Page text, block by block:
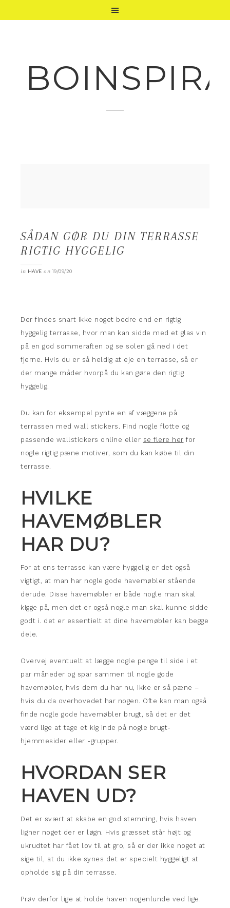
SÅDAN GØR DU DIN TERRASSE
RIGTIG HYGGELIG
in HAVE on19/09/20
Der findes snart ikke noget bedre end en rigtig
hyggelig terrasse, hvor man kan sidde med et glas vin
på en god sommeraften og se solen gå ned i det
fjerne. Hvis du er så heldig at eje en terrasse, så er
der mange måder hvorpå du kan gøre den rigtig
hyggelig.
Du kan for eksempel pynte en af væggene på
terrassen med wall stickers. Find nogle flotte og
passende wallstickers online eller se flere her for
nogle rigtig pæne motiver, som du kan købe til din
terrasse.
HVILKE
HAVEMØBLER
HAR DU?
For at ens terrasse kan være hyggelig er det også
vigtigt, at man har nogle gode havemøbler stående
derude. Disse havemøbler er både nogle man skal
kigge på, men det er også nogle man skal kunne sidde
godt i. det er essentielt at dine havemøbler kan begge
dele.
Overvej eventuelt at lægge nogle penge til side i et
par måneder og spar sammen til nogle gode
havemøbler, hvis dem du har nu, ikke er så pæne –
hvis du da overhovedet har nogen. Ofte kan man også
finde nogle gode havemøbler brugt, så det er det
værd lige at tage et kig inde på nogle brugt-
hjemmesider eller -grupper.
HVORDAN SER
HAVEN UD?
Det er svært at skabe en god stemning, hvis haven
ligner noget der er løgn. Hvis græsset står højt og
ukrudtet har fået lov til at gro, så er der ikke noget at
sige til, at du ikke synes det er specielt hyggeligt at
opholde sig på din terrasse.
Prøv derfor lige at holde haven nogenlunde ved lige.